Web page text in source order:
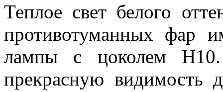
Теплое свет белого
противотуманных фар
лампы с цоколем H10.
прекрасную видимость